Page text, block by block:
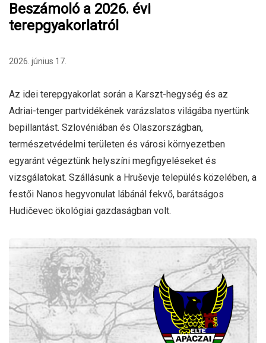
Beszámoló a 2026. évi
terepgyakorlatról
2026. június 17.
Az idei terepgyakorlat során a Karszt-hegység és az
Adriai-tenger partvidékének varázslatos világába nyertünk
bepillantást. Szlovéniában és Olaszországban,
természetvédelmi területen és városi környezetben
egyaránt végeztünk helyszíni megfigyeléseket és
vizsgálatokat. Szállásunk a Hruševje település közelében, a
festői Nanos hegyvonulat lábánál fekvő, barátságos
Hudičevec ökológiai gazdaságban volt.